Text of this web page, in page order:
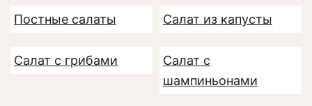
Постные салаты Салат из капусты
Салат с грибами
Салат с
шампиньонами